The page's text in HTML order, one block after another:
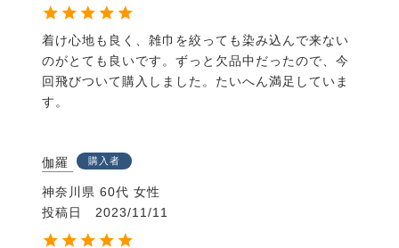
着け心地も良く、雑巾を絞っても染み込んで来ない
のがとても良いです。ずっと欠品中だったので、今
回飛びついて購入しました。たいへん満足していま
す。
伽羅 購入者
神奈川県 60代 女性
投稿日
2023/11/11